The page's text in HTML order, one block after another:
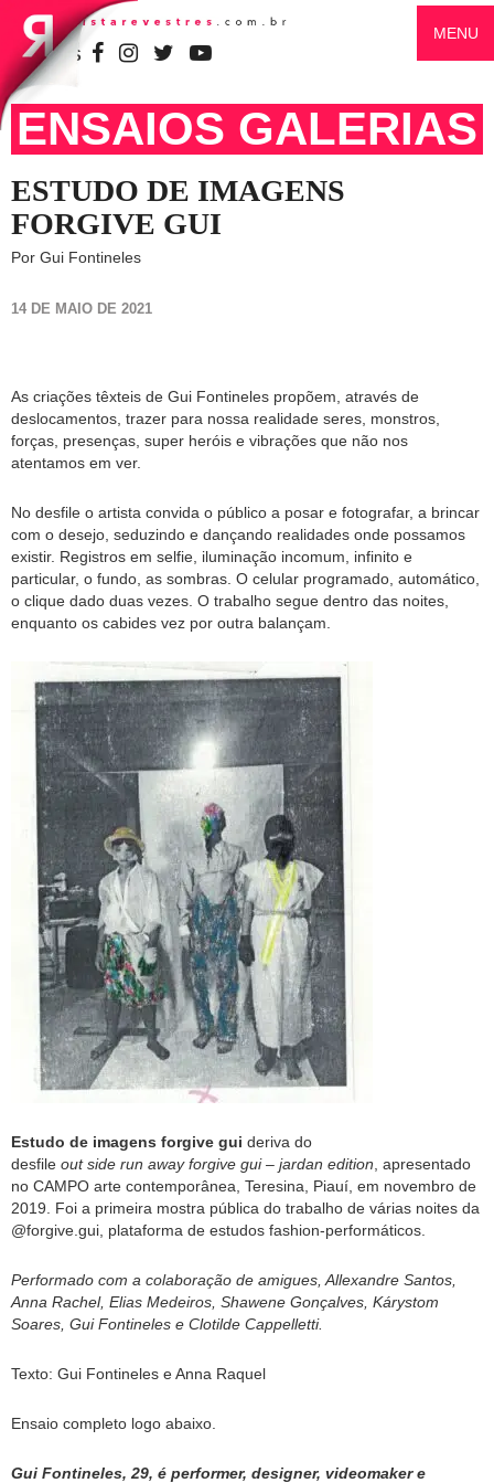
SIGA-NOS
MENU
ENSAIOS GALERIAS
ESTUDO DE IMAGENS
FORGIVE GUI
Por Gui Fontineles
14 DE MAIO DE 2021
As criações têxteis de Gui Fontineles propõem, através de
deslocamentos, trazer para nossa realidade seres, monstros,
forças, presenças, super heróis e vibrações que não nos
atentamos em ver.
No desfile o artista convida o público a posar e fotografar, a brincar
com o desejo, seduzindo e dançando realidades onde possamos
existir. Registros em selfie, iluminação incomum, infinito e
particular, o fundo, as sombras. O celular programado, automático,
o clique dado duas vezes. O trabalho segue dentro das noites,
enquanto os cabides vez por outra balançam.
Estudo de imagens forgive gui deriva do
desfile out side run away forgive gui – jardan edition , apresentado
no CAMPO arte contemporânea, Teresina, Piauí, em novembro de
2019. Foi a primeira mostra pública do trabalho de várias noites da
@forgive.gui, plataforma de estudos fashion-performáticos.
Performado com a colaboração de amigues, Allexandre Santos,
Anna Rachel, Elias Medeiros, Shawene Gonçalves, Kárystom
Soares, Gui Fontineles e Clotilde Cappelletti.
Texto: Gui Fontineles e Anna Raquel
Ensaio completo logo abaixo.
Gui Fontineles, 29, é performer, designer, videomaker e